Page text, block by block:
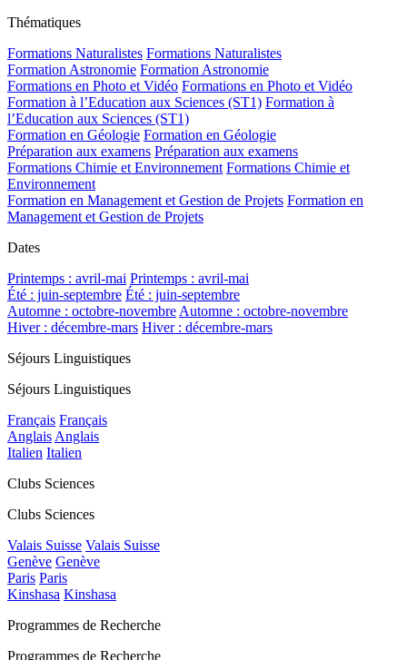
Thématiques
Formations Naturalistes Formations Naturalistes
Formation Astronomie Formation Astronomie
Formations en Photo et Vidéo Formations en Photo et Vidéo
Formation à l’Education aux Sciences (ST1) Formation à
l’Education aux Sciences (ST1)
Formation en Géologie Formation en Géologie
Préparation aux examens Préparation aux examens
Formations Chimie et Environnement Formations Chimie et
Environnement
Formation en Management et Gestion de Projets Formation en
Management et Gestion de Projets
Dates
Printemps : avril-mai Printemps : avril-mai
Été : juin-septembre Été : juin-septembre
Automne : octobre-novembre Automne : octobre-novembre
Hiver : décembre-mars Hiver : décembre-mars
Séjours Linguistiques
Séjours Linguistiques
Français Français
Anglais Anglais
Italien Italien
Clubs Sciences
Clubs Sciences
Valais Suisse Valais Suisse
Genève Genève
Paris Paris
Kinshasa Kinshasa
Programmes de Recherche
Programmes de Recherche